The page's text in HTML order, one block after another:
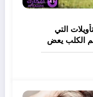
التي
الكلب يعض